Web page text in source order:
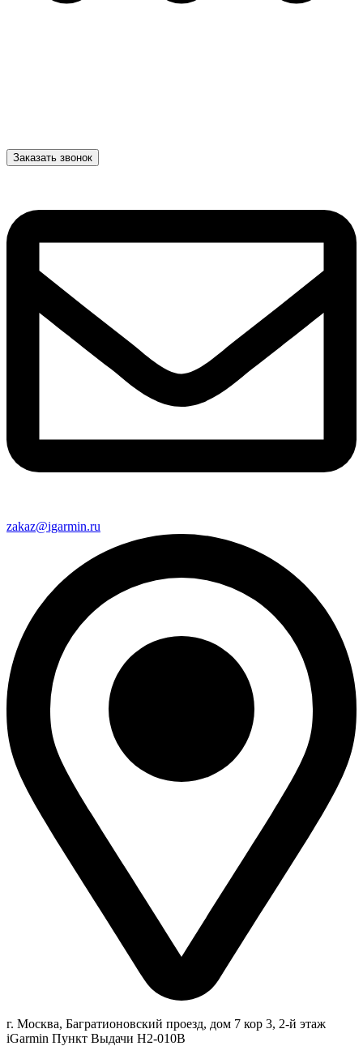
Заказать звонок
zakaz@igarmin.ru
г. Москва, Багратионовский проезд, дом 7 кор 3, 2-й этаж
iGarmin Пункт Выдачи Н2-010В